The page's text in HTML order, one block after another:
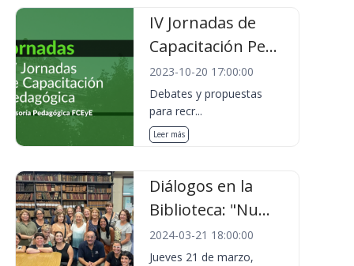
IV Jornadas de
Capacitación Pe...
2023-10-20 17:00:00
Debates y propuestas
para recr...
Leer más
Diálogos en la
Biblioteca: "Nu...
2024-03-21 18:00:00
Jueves 21 de marzo,